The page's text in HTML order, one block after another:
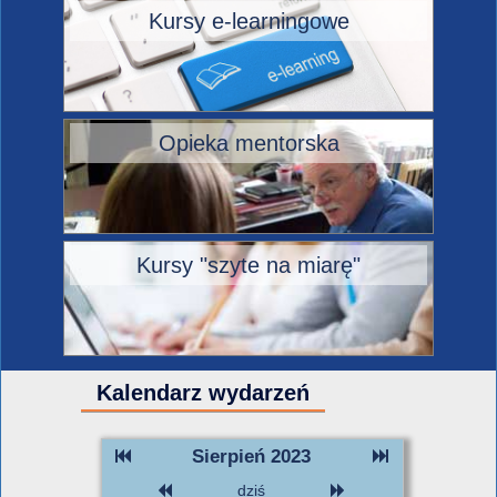
Kursy e-learningowe
Opieka mentorska
Kursy "szyte na miarę"
Kalendarz wydarzeń
Sierpień 2023
dziś